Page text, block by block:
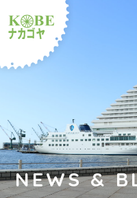
ルショップ
NEWS &